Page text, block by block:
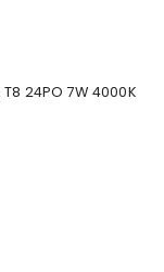
T8 24PO 7W 4000K